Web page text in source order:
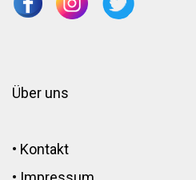
Über uns
• Kontakt